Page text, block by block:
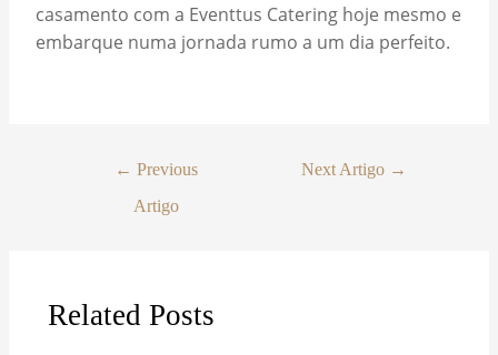
casamento com a Eventtus Catering hoje mesmo e
embarque numa jornada rumo a um dia perfeito.
← Previous
Artigo
Next Artigo →
Related Posts